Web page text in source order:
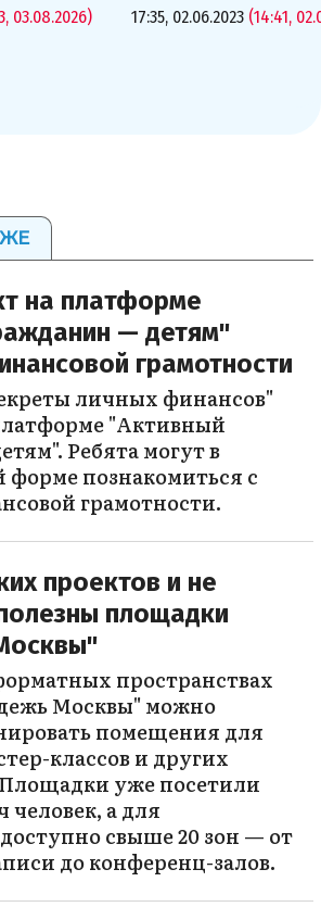
03.08.2026) 17:35, 02.06.2023 (14:41,
на платформе
— детям"
грамотности
личных финансов"
"Активный
Ребята могут в
форме познакомиться с
грамотности.
проектов и не
площадки
пространствах
Москвы" можно
помещения для
классов и других
уже посетили
человек, а для
свыше 20 зон — от
до конференц-залов.